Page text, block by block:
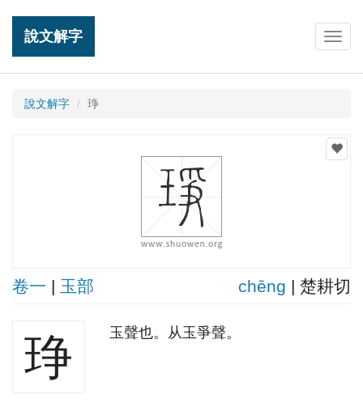
說文解字
說文解字 琤
卷一 | 玉部 chēnɡ | 楚耕切
琤 玉聲也。从玉爭聲。